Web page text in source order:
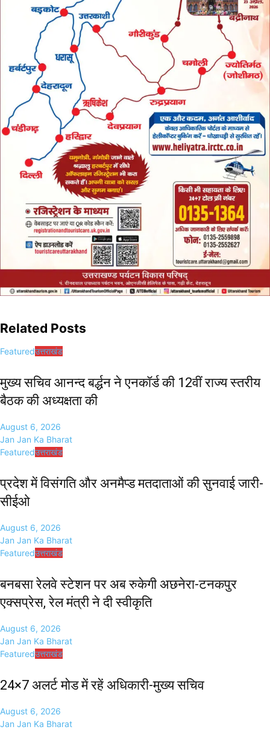
Related Posts
Featuredउत्तराखंड
मुख्य सचिव आनन्द बर्द्धन ने एनकॉर्ड की 12वीं राज्य स्तरीय
बैठक की अध्यक्षता की
August 6, 2026
Jan Jan Ka Bharat
Featuredउत्तराखंड
प्रदेश में विसंगति और अनमैप्ड मतदाताओं की सुनवाई जारी-
सीईओ
August 6, 2026
Jan Jan Ka Bharat
Featuredउत्तराखंड
बनबसा रेलवे स्टेशन पर अब रुकेगी अछनेरा-टनकपुर
एक्सप्रेस, रेल मंत्री ने दी स्वीकृति
August 6, 2026
Jan Jan Ka Bharat
Featuredउत्तराखंड
24×7 अलर्ट मोड में रहें अधिकारी-मुख्य सचिव
August 6, 2026
Jan Jan Ka Bharat